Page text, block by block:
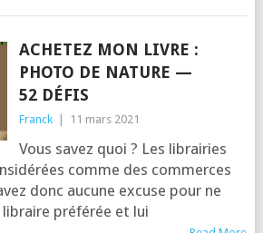
ACHETEZ MON LIVRE :
PHOTO DE NATURE —
52 DÉFIS
Franck 11 mars 2021
Vous savez quoi ? Les librai­ries
comme des com­merces
donc aucune excuse pour ne
pré­fé­rée et lui